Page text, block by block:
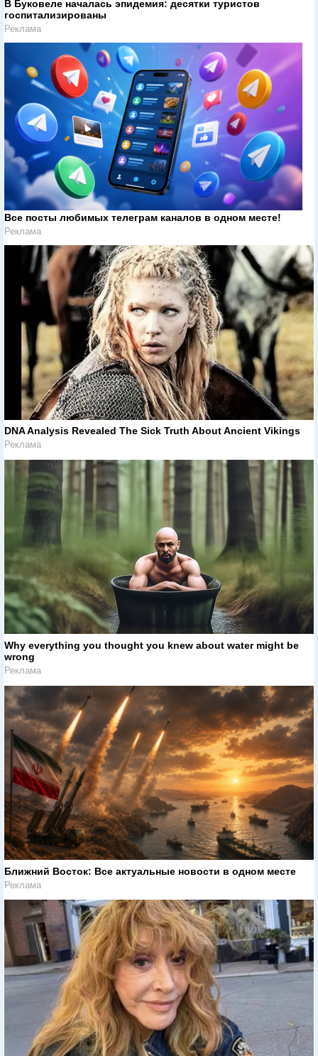
В Буковеле началась эпидемия: десятки туристов
госпитализированы
Реклама
Все посты любимых телеграм каналов в одном месте!
Реклама
DNA Analysis Revealed The Sick Truth About Ancient Vikings
Реклама
Why everything you thought you knew about water might be
wrong
Реклама
Ближний Восток: Все актуальные новости в одном месте
Реклама